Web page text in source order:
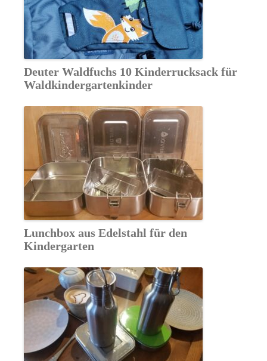
Deuter Waldfuchs 10 Kinderrucksack für
Waldkindergartenkinder
Lunchbox aus Edelstahl für den
Kindergarten